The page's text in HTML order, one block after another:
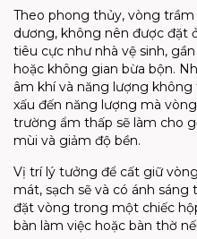
Theo phong thủy, vòng
dương, không nên được đặt
tiêu cực như nhà vệ sinh,
hoặc không gian bừa bộn.
âm khí và năng lượng
xấu đến năng lượng mà
trường ẩm thấp sẽ làm cho
mùi và giảm độ bền.
Vị trí lý tưởng để cất giữ
mát, sạch sẽ và có ánh
đặt vòng trong một chiếc
bàn làm việc hoặc bàn thờ